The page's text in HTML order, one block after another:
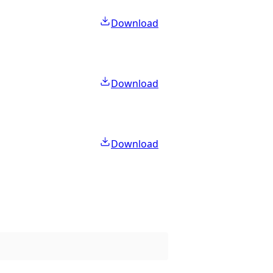
Download
Download
Download